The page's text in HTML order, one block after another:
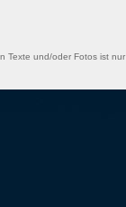
Texte und/oder Fotos ist nur